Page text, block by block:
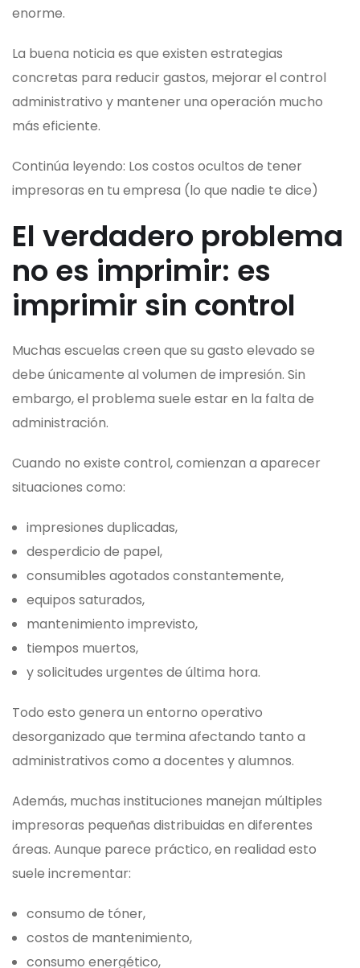
enorme.
La buena noticia es que existen estrategias
concretas para reducir gastos, mejorar el control
administrativo y mantener una operación mucho
más eficiente.
Continúa leyendo: Los costos ocultos de tener
impresoras en tu empresa (lo que nadie te dice)
El verdadero problema
no es imprimir: es
imprimir sin control
Muchas escuelas creen que su gasto elevado se
debe únicamente al volumen de impresión. Sin
embargo, el problema suele estar en la falta de
administración.
Cuando no existe control, comienzan a aparecer
situaciones como:
impresiones duplicadas,
desperdicio de papel,
consumibles agotados constantemente,
equipos saturados,
mantenimiento imprevisto,
tiempos muertos,
y solicitudes urgentes de última hora.
Todo esto genera un entorno operativo
desorganizado que termina afectando tanto a
administrativos como a docentes y alumnos.
Además, muchas instituciones manejan múltiples
impresoras pequeñas distribuidas en diferentes
áreas. Aunque parece práctico, en realidad esto
suele incrementar:
consumo de tóner,
costos de mantenimiento,
consumo energético,